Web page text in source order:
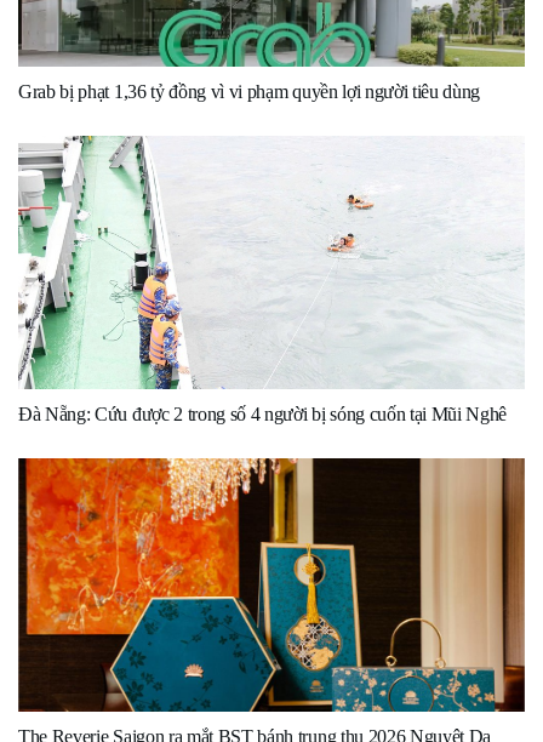
Grab bị phạt 1,36 tỷ đồng vì vi phạm quyền lợi người tiêu dùng
Đà Nẵng: Cứu được 2 trong số 4 người bị sóng cuốn tại Mũi Nghê
The Reverie Saigon ra mắt BST bánh trung thu 2026 Nguyệt Dạ